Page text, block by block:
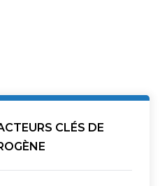
CLÉS DE